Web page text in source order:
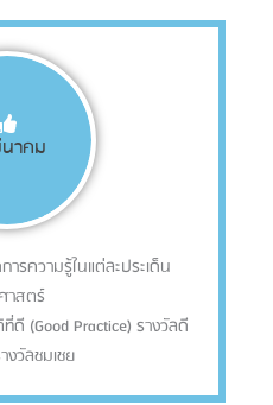
าคม
รความรู้ในแต่ละประเด็น
าสตร์
(Good Practice) รางวัลดี
งวัลชมเชย